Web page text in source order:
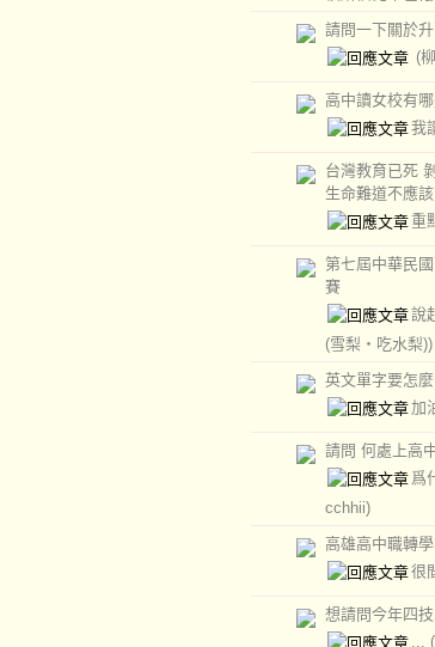
請問一下關於
(
高中讀女校有
我
台灣教育已死
生命難道不應
重
第七屆中華民
賽
說
(雪梨‧吃水梨))
英文單字要怎
加
請問 何處上高
爲
cchhii)
高雄高中職轉
很
想請問今年四